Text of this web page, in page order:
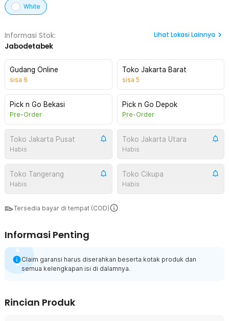
White
Informasi Stok:
Jabodetabek
Lihat Lokasi Lainnya
Gudang Online
sisa 6
Toko Jakarta Barat
sisa 5
Pick n Go Bekasi
Pre-Order
Pick n Go Depok
Pre-Order
Toko Jakarta Pusat
Habis
Toko Jakarta Utara
Habis
Toko Tangerang
Habis
Toko Cikupa
Habis
Tersedia bayar di tempat (COD)
Informasi Penting
Claim garansi harus diserahkan beserta kotak produk dan
semua kelengkapan isi di dalamnya.
Rincian Produk